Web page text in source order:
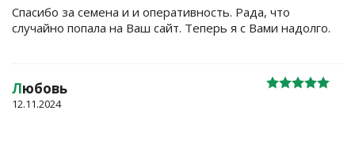
Спасибо за семена и и оперативность. Рада, что
случайно попала на Ваш сайт. Теперь я с Вами надолго.
Любовь
12.11.2024